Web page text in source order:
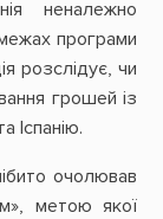
неналежно
програми
розслідує, чи
грошей із
Іспанію.
очолював
метою якої